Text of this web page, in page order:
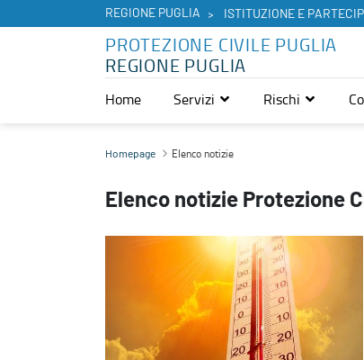
REGIONE PUGLIA ISTITUZIONE E
PROTEZIONE CIVILE PUGLIA
REGIONE PUGLIA
Home Servizi Rischi
Elenco notizie - Protezione Civile Puglia
Homepage Elenco notizie
Elenco notizie Protezione